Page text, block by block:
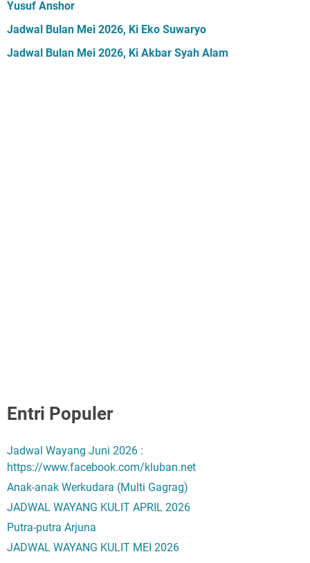
Yusuf Anshor
Jadwal Bulan Mei 2026, Ki Eko Suwaryo
Jadwal Bulan Mei 2026, Ki Akbar Syah Alam
Entri Populer
Jadwal Wayang Juni 2026 :
https://www.facebook.com/kluban.net
Anak-anak Werkudara (Multi Gagrag)
JADWAL WAYANG KULIT APRIL 2026
Putra-putra Arjuna
JADWAL WAYANG KULIT MEI 2026